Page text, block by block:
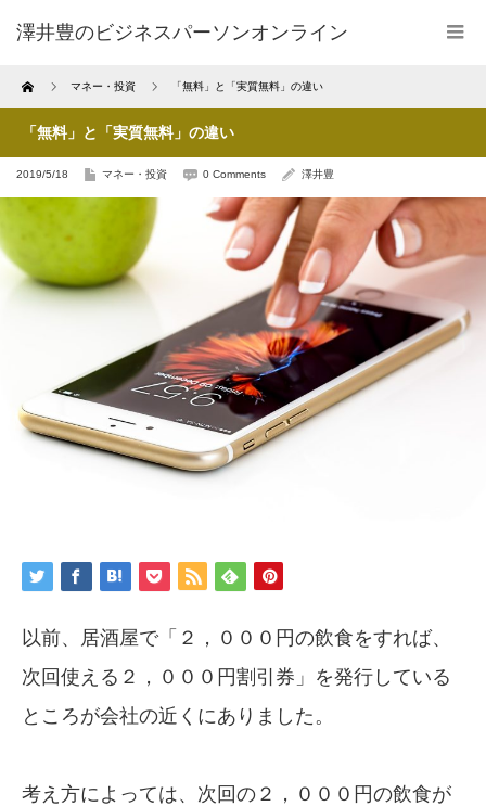
澤井豊のビジネスパーソンオンライン
Home マネー・投資 「無料」と「実質無料」の違い
「無料」と「実質無料」の違い
2019/5/18 マネー・投資 0 Comments 澤井豊
以前、居酒屋で「２，０００円の飲食をすれば、
次回使える２，０００円割引券」を発行している
ところが会社の近くにありました。
考え方によっては、次回の２，０００円の飲食が